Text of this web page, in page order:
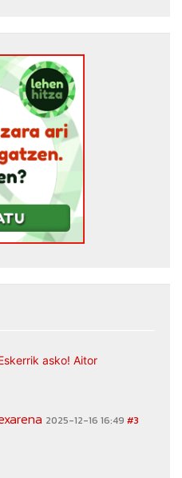
asko! Aitor
2025-12-16 16:49 #3